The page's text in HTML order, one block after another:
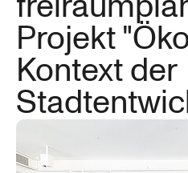
Projekt
Kontext der